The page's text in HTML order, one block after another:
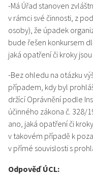
-Má Úřad stanoven
v rámci své činnosti, z
osoby), že úpadek
bude řešen konkursem
jaká opatření či kroky
-Bez ohledu na otázku
případem, kdy byl
držící Oprávnění podle
účinného zákona č. 328/
ano, jaká opatření či
v takovém případě k
v přímé souvislosti s
Odpověď ÚCL: